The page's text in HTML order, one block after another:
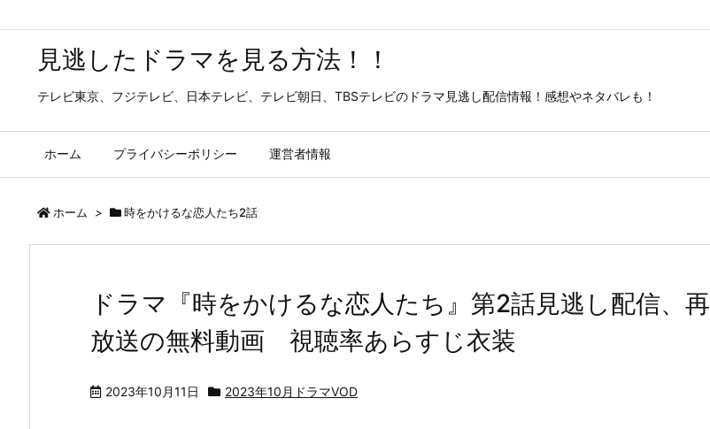
見逃したドラマを見る方法！！
テレビ東京、フジテレビ、日本テレビ、テレビ朝日、TBSテレビのドラマ見逃し配信情報！感想やネタバレも！
ホーム プライバシーポリシー 運営者情報
ホーム > 時をかけるな恋人たち2話
ドラマ『時をかけるな恋人たち』第2話見逃し配信、再
放送の無料動画 視聴率あらすじ衣装
2023年10月11日 2023年10月ドラマVOD